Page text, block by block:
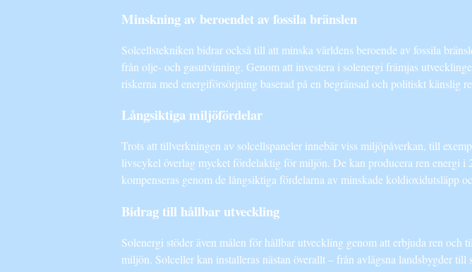
Minskning av beroendet av fossila bränslen
Solcellstekniken bidrar också till att minska världens beroende av fossila
från olje- och gasutvinning. Genom att investera i solenergi främjas
riskerna med energiförsörjning baserad på en begränsad och politiskt känslig
Långsiktiga miljöfördelar
Trots att tillverkningen av solcellspaneler innebär viss miljöpåverkan, till
livscykel överlag mycket fördelaktig för miljön. De kan producera ren energi
kompenseras genom de långsiktiga fördelarna av minskade koldioxidutsläpp
Bidrag till hållbar utveckling
Solenergi stöder även målen för hållbar utveckling genom att erbjuda ren
miljön. Solceller kan installeras nästan överallt – från avlägsna landsbygder